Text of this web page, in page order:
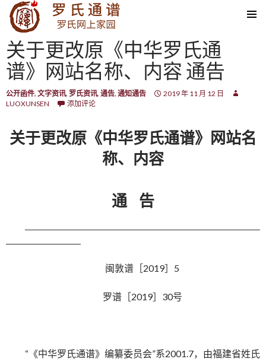
SKIP TO CONTENT
关于更改原《中华罗氏通
谱》网站名称、内容 通告
公开函件, 文字资讯, 罗氏资讯, 通告, 通知通告
2019 年 11 月 12 日
LUOXUNSEN
添加评论
关于更改原《中华罗氏通谱》网站名
称、内容
通 告
闽敦谱［2019］5
罗谱［2019］30号
“《中华罗氏通谱》编纂委员会”系2001.7，由福建省姓氏